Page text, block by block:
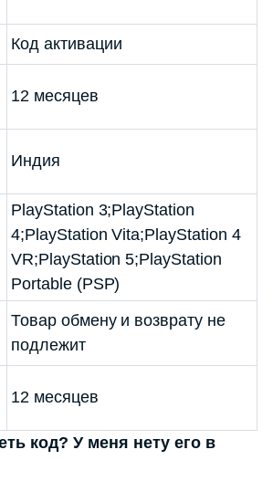
Код активации
12 месяцев
Индия
PlayStation 3;PlayStation
4;PlayStation Vita;PlayStation 4
VR;PlayStation 5;PlayStation
Portable (PSP)
Товар обмену и возврату не
подлежит
12 месяцев
код? У меня нету его в